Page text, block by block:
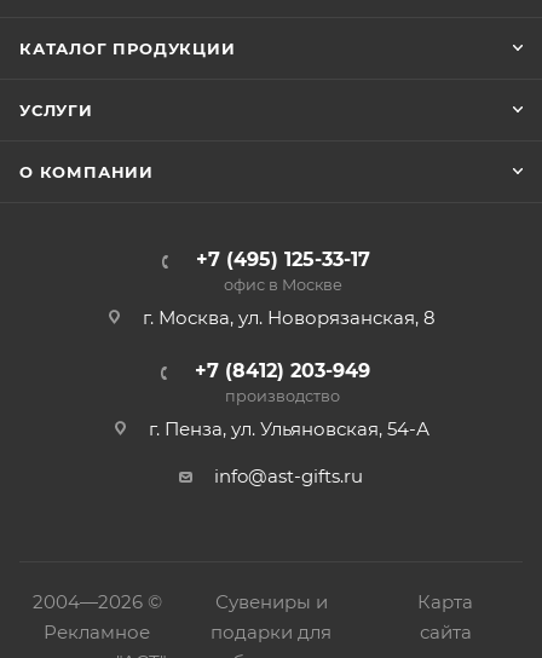
КАТАЛОГ ПРОДУКЦИИ
УСЛУГИ
О КОМПАНИИ
+7 (495) 125-33-17
офис в Москве
г. Москва, ул. Новорязанская, 8
+7 (8412) 203-949
производство
г. Пенза, ул. Ульяновская, 54-А
info@ast-gifts.ru
2004—2026 ©
Рекламное
Сувениры и
подарки для
Карта
сайта